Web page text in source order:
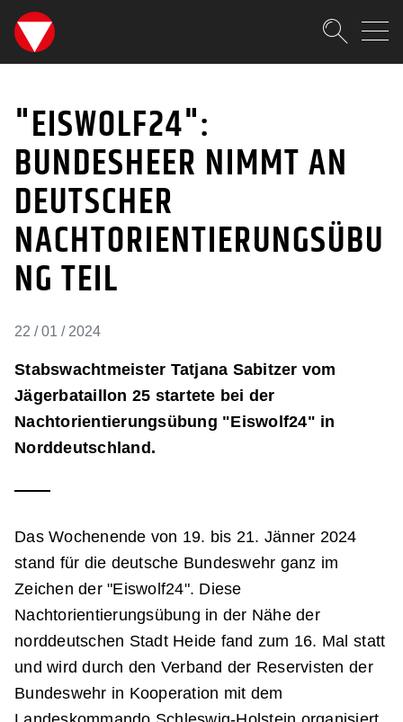
SKIPLINKS
"EISWOLF24":
"EISWOLF24":
BUNDESHEER NIMMT AN
DEUTSCHER
NACHTORIENTIERUNGSÜBU
NG TEIL
22 / 01 / 2024
Stabswachtmeister Tatjana Sabitzer vom
Jägerbataillon 25 startete bei der
Nachtorientierungsübung "Eiswolf24" in
Norddeutschland.
Das Wochenende von 19. bis 21. Jänner 2024
stand für die deutsche Bundeswehr ganz im
Zeichen der "Eiswolf24". Diese
Nachtorientierungsübung in der Nähe der
norddeutschen Stadt Heide fand zum 16. Mal statt
und wird durch den Verband der Reservisten der
Bundeswehr in Kooperation mit dem